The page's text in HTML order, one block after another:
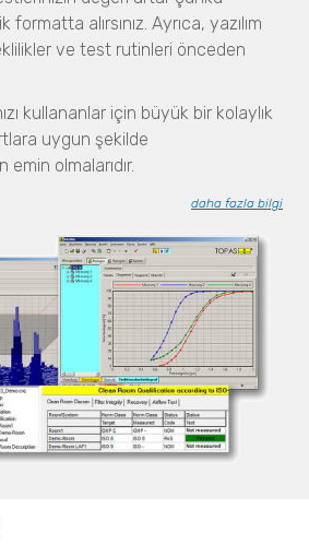
II
Analizi
alırsınız. Ayrıca, yazılım
ve test rutinleri önceden
kullananlar için büyük bir kolaylık
uygun şekilde
olmalarıdır.
daha fazla bilgi